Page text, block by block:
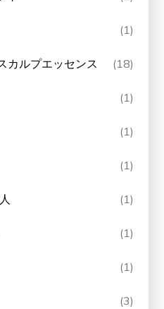
(1)
カルプエッセンス (18)
(1)
(1)
(1)
(1)
(1)
(1)
(3)